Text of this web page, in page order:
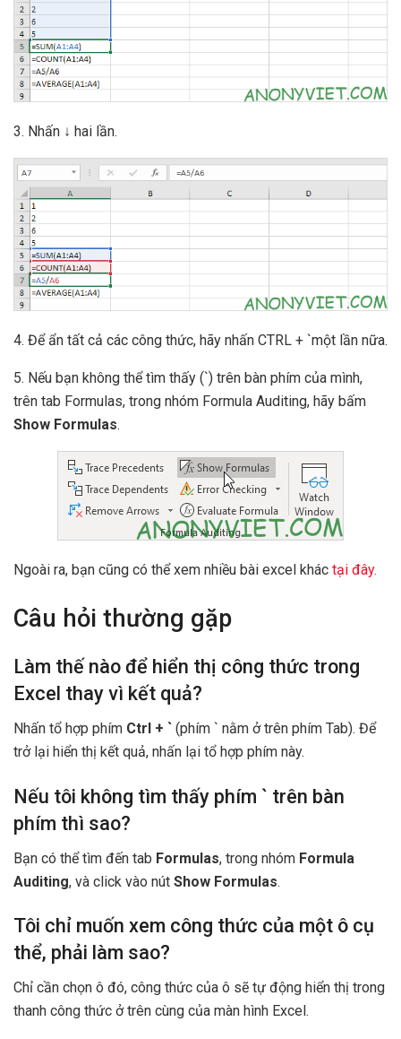
3. Nhấn ↓ hai lần.
4. Để ẩn tất cả các công thức, hãy nhấn CTRL + `một lần nữa.
5. Nếu bạn không thể tìm thấy (`) trên bàn phím của mình,
trên tab Formulas, trong nhóm Formula Auditing, hãy bấm
Show Formulas.
Ngoài ra, bạn cũng có thể xem nhiều bài excel khác tại đây.
Câu hỏi thường gặp
Làm thế nào để hiển thị công thức trong
Excel thay vì kết quả?
Nhấn tổ hợp phím Ctrl + ` (phím ` nằm ở trên phím Tab). Để
trở lại hiển thị kết quả, nhấn lại tổ hợp phím này.
Nếu tôi không tìm thấy phím ` trên bàn
phím thì sao?
Bạn có thể tìm đến tab Formulas, trong nhóm Formula
Auditing, và click vào nút Show Formulas.
Tôi chỉ muốn xem công thức của một ô cụ
thể, phải làm sao?
Chỉ cần chọn ô đó, công thức của ô sẽ tự động hiển thị trong
thanh công thức ở trên cùng của màn hình Excel.